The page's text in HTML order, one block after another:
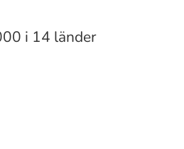
i 14 länder